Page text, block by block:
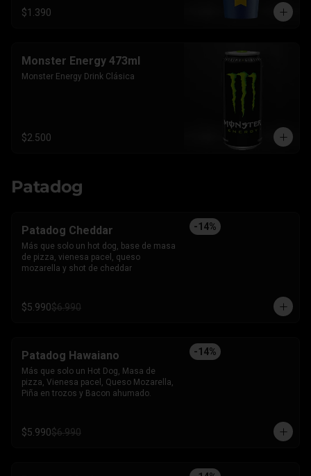
$1.390
Monster Energy 473ml
Monster Energy Drink Clásica
$2.500
Patadog
-14%
Patadog Cheddar
Más que solo un hot dog, base de masa
de pizza, vienesa pacel, queso
mozarella y shot de cheddar
$5.990$6.990
-14%
Patadog Hawaiano
Más que solo un Hot Dog, Masa de
pizza, Vienesa pacel, Queso Mozarella,
Piña en trozos y Bacon ahumado.
$5.990$6.990